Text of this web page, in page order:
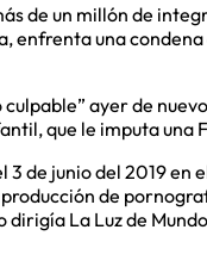
de un millón de
enfrenta una
culpable” ayer de
que le imputa una
3 de junio del 2019
de
La Luz de